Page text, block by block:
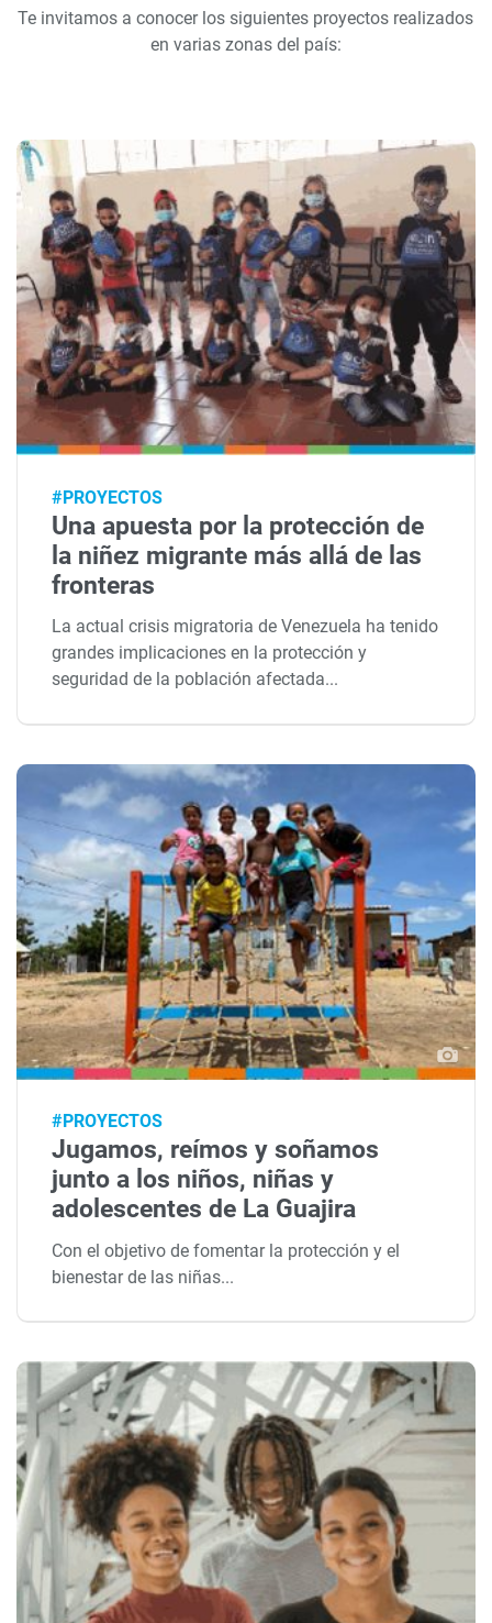
Te invitamos a conocer los siguientes proyectos realizados
en varias zonas del país:
#PROYECTOS
Una apuesta por la protección de
la niñez migrante más allá de las
fronteras
La actual crisis migratoria de Venezuela ha tenido
grandes implicaciones en la protección y
seguridad de la población afectada...
#PROYECTOS
Jugamos, reímos y soñamos
junto a los niños, niñas y
adolescentes de La Guajira
Con el objetivo de fomentar la protección y el
bienestar de las niñas...